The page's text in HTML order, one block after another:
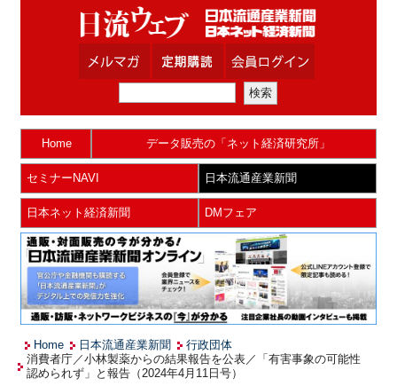
Home データ販売の「ネット経済研究所」
セミナーNAVI 日本流通産業新聞
日本ネット経済新聞 DMフェア
Home 日本流通産業新聞
行政団体
消費者庁／小林製薬からの結果報告を公表／「有害事象の可能性
認められず」と報告（2024年4月11日号）